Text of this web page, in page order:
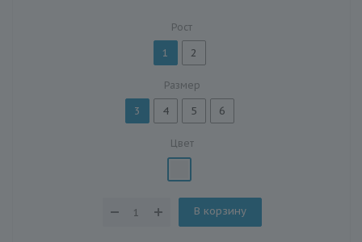
Рост
1 2
Размер
3 4 5 6
Цвет
В корзину